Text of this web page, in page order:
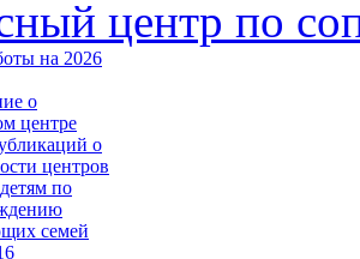
центр по
на 2026
о
центре
о
центров
по
семей